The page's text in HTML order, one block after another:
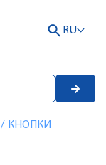
RU
/ КНОПКИ